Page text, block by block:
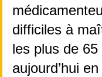
difficiles à
les plus de
aujourd’hui